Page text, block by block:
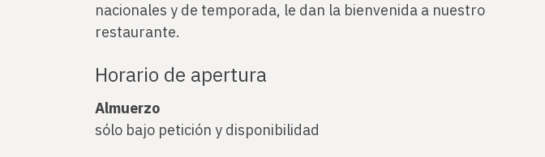
nacionales y de temporada, le dan la bienvenida a nuestro
restaurante.
Horario de apertura
Almuerzo
sólo bajo petición y disponibilidad